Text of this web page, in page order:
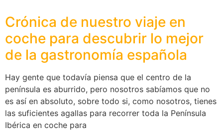
Crónica de nuestro viaje en
coche para descubrir lo mejor
de la gastronomía española
Hay gente que todavía piensa que el centro de la
península es aburrido, pero nosotros sabíamos que no
es así en absoluto, sobre todo si, como nosotros, tienes
las suficientes agallas para recorrer toda la Península
Ibérica en coche para